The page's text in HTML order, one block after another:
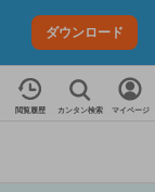
ダウンロード
閲覧履歴 カンタン検索 マイページ